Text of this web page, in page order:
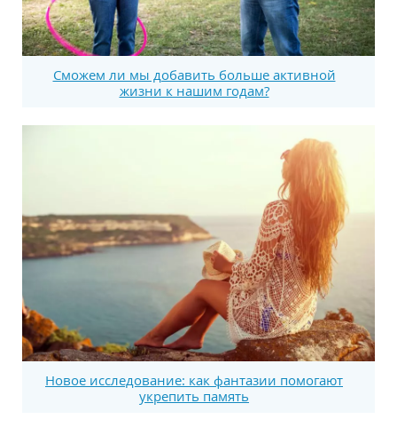
Сможем ли мы добавить больше активной
жизни к нашим годам?
Новое исследование: как фантазии помогают
укрепить память